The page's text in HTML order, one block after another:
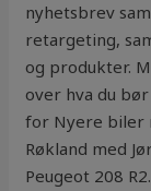
nyhetsbrev
retargeting,
og produkter.
over hva du
for Nyere biler
Røkland med
Peugeot 208